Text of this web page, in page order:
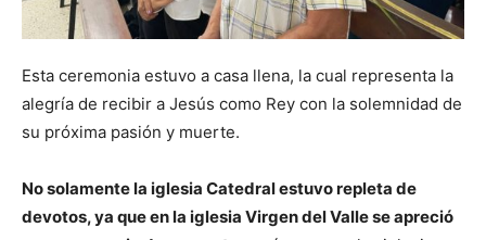
Esta ceremonia estuvo a casa llena, la cual representa la
alegría de recibir a Jesús como Rey con la solemnidad de
su próxima pasión y muerte.
No solamente la iglesia Catedral estuvo repleta de
devotos, ya que en la iglesia Virgen del Valle se apreció